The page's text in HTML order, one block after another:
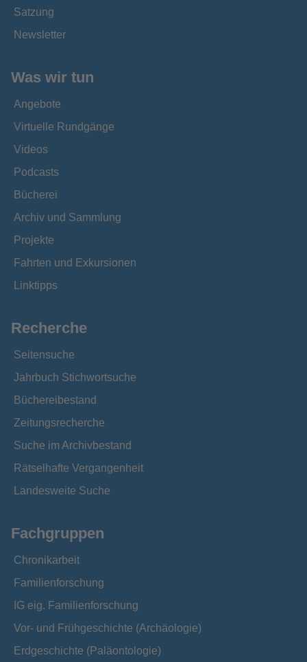
Satzung
Newsletter
Was wir tun
Angebote
Virtuelle Rundgänge
Videos
Podcasts
Bücherei
Archiv und Sammlung
Projekte
Fahrten und Exkursionen
Linktipps
Recherche
Seitensuche
Jahrbuch Stichwortsuche
Büchereibestand
Zeitungsrecherche
Suche im Archivbestand
Rätselhafte Vergangenheit
Landesweite Suche
Fachgruppen
Chronikarbeit
Familienforschung
IG eig. Familienforschung
Vor- und Frühgeschichte (Archäologie)
Erdgeschichte (Paläontologie)